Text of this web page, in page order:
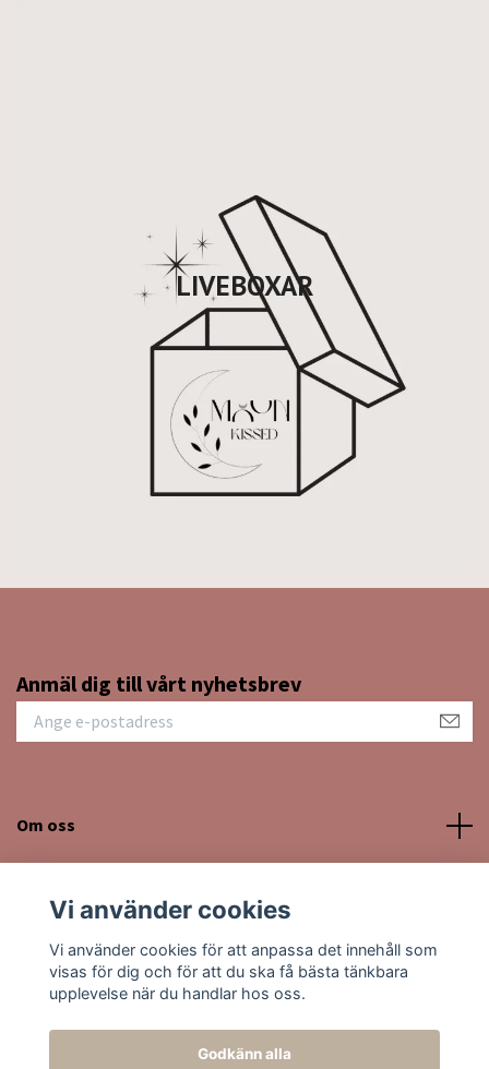
LIVEBOXAR
Anmäl dig till vårt nyhetsbrev
Om oss
Sociala medier
Vi använder cookies
Vi använder cookies för att anpassa det innehåll som
visas för dig och för att du ska få bästa tänkbara
upplevelse när du handlar hos oss.
Godkänn alla